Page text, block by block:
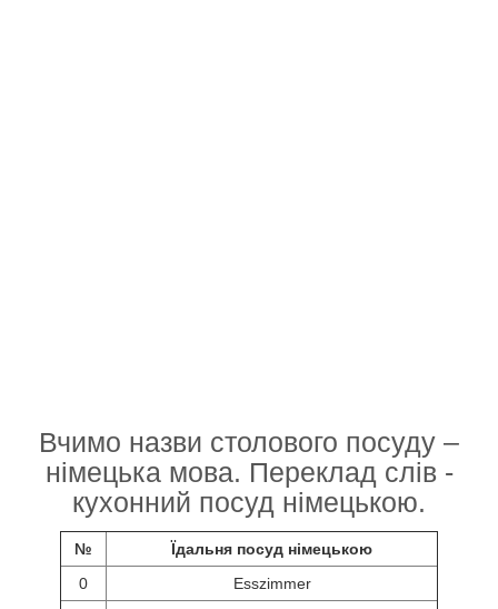
Вчимо назви столового посуду –
німецька мова. Переклад слів -
кухонний посуд німецькою.
№
Їдальня посуд німецькою
0
Esszimmer